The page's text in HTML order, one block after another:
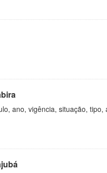
ano, vigência, situação,